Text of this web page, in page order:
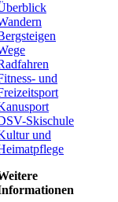
und
Skischule
und